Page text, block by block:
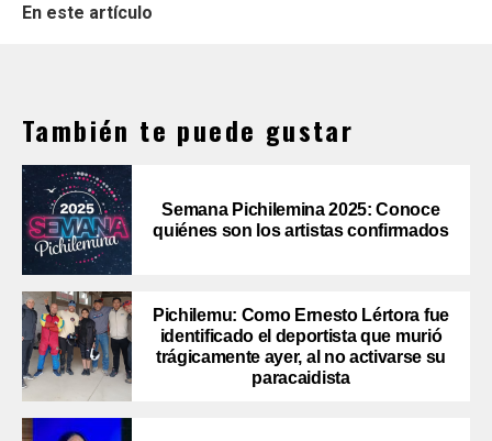
En este artículo
También te puede gustar
Semana Pichilemina 2025: Conoce
quiénes son los artistas confirmados
Pichilemu: Como Ernesto Lértora fue
identificado el deportista que murió
trágicamente ayer, al no activarse su
paracaidista